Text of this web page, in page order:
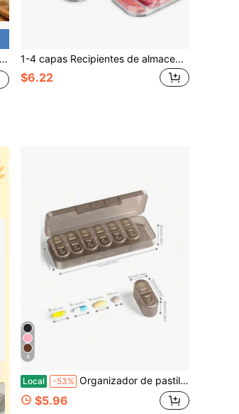
1-4 capas Recipientes de almacenamiento de alimentos para refrigerador con tapas, recipientes apilables para embutidos, queso, jamón, fiambres, salami, organización de la nevera de la cocina, recipientes de alimentos reutilizables a prueba de fugas, almacenamiento de cocina, campamento al aire libre, regalo del Día de San Valentín, regalo de Año Nuevo, artículos esenciales de cocina
$6.22
4
Local -53% Organizador de pastillas AM PM de 7 días, contenedor portátil de almacenamiento de medicamentos diarios para viajes y uso al aire libre
$5.96